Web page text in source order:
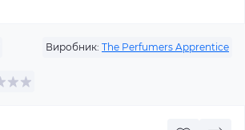
Виробник: The Perfumers Apprentice